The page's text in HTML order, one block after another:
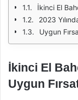
İkinci El
2023
Uygun
İkinci El
Uygun